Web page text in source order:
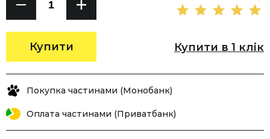
Купити Купити в 1 клік
Покупка частинами (Монобанк)
Оплата частинами (Приватбанк)